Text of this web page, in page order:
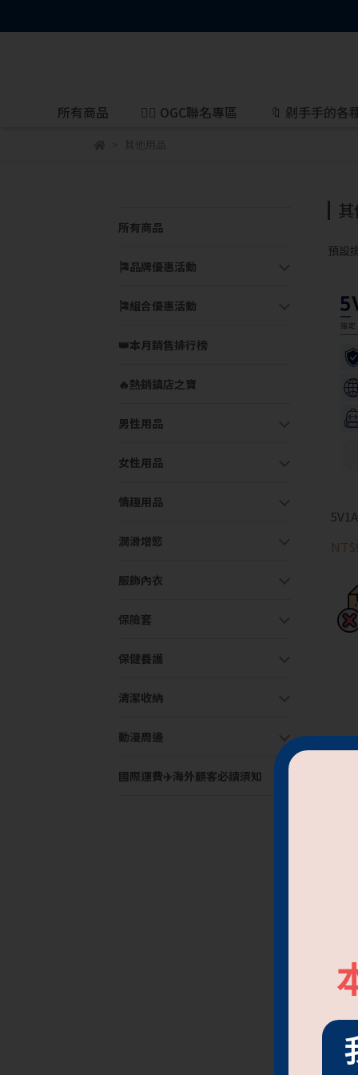
所有商品 🐦‍🔥 OGC聯名專區 🔖 剁手手的各
所有商品
🎏品牌優惠活動
🎏組合優惠活動
👑本月銷售排行榜
🔥熱銷鎮店之寶
男性用品
女性用品
情趣用品
潤滑增慾
服飾內衣
保險套
保健養護
清潔收納
動漫周邊
國際運費✈️海外顧客必讀須知
預設